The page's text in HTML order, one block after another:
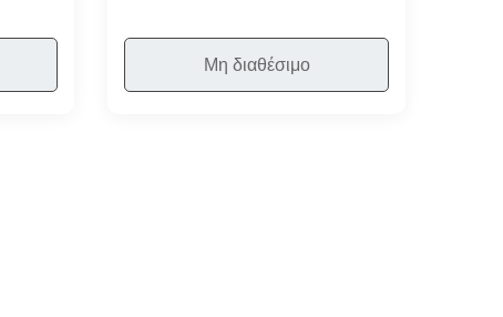
Μη διαθέσιμο